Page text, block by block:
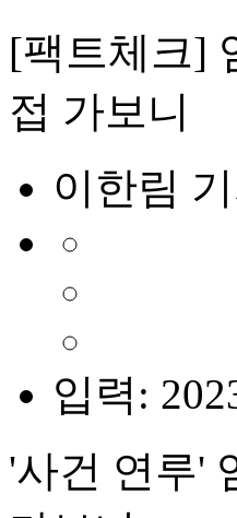
[팩트체크]
접 가보니
이한림
입력:
'사건 연루'